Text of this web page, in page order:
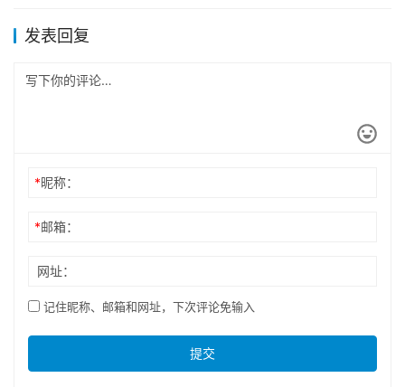
发表回复
*昵称：
*邮箱：
网址：
记住昵称、邮箱和网址，下次评论免输入
提交